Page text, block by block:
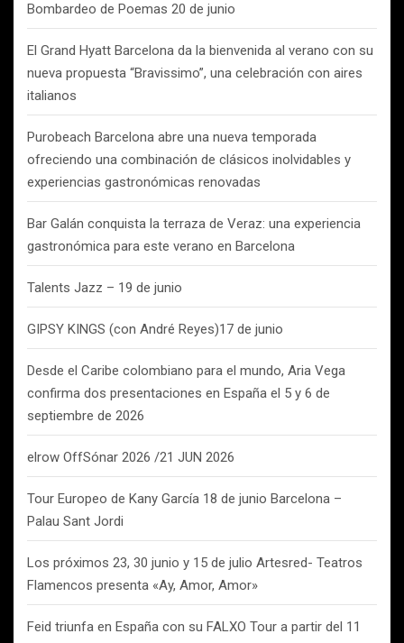
Bombardeo de Poemas 20 de junio
El Grand Hyatt Barcelona da la bienvenida al verano con su
nueva propuesta “Bravissimo”, una celebración con aires
italianos
Purobeach Barcelona abre una nueva temporada
ofreciendo una combinación de clásicos inolvidables y
experiencias gastronómicas renovadas
Bar Galán conquista la terraza de Veraz: una experiencia
gastronómica para este verano en Barcelona
Talents Jazz – 19 de junio
GIPSY KINGS (con André Reyes)17 de junio
Desde el Caribe colombiano para el mundo, Aria Vega
confirma dos presentaciones en España el 5 y 6 de
septiembre de 2026
elrow OffSónar 2026 /21 JUN 2026
Tour Europeo de Kany García 18 de junio Barcelona –
Palau Sant Jordi
Los próximos 23, 30 junio y 15 de julio Artesred- Teatros
Flamencos presenta «Ay, Amor, Amor»
Feid triunfa en España con su FALXO Tour a partir del 11